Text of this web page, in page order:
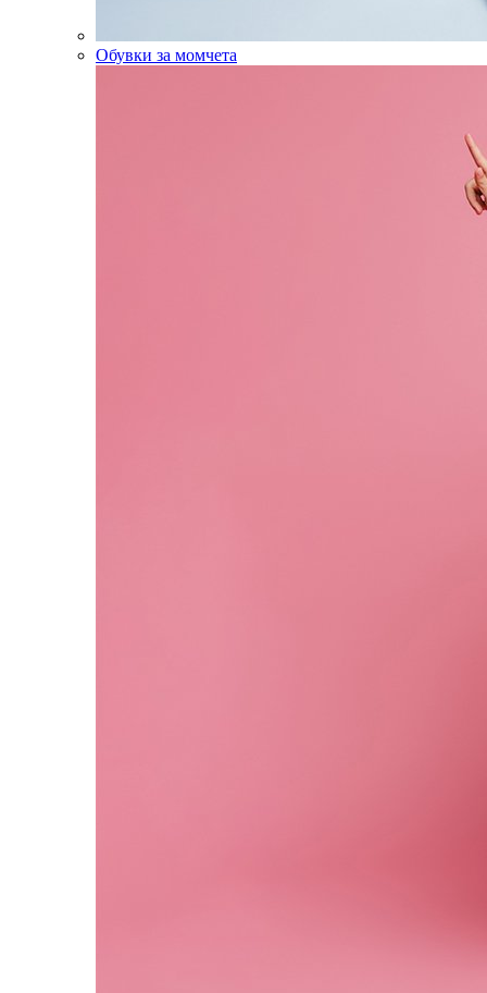
Обувки за момчета